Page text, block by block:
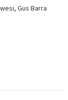
Gus Barra